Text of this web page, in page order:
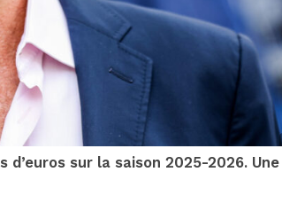
sur la saison 2025-2026. Une